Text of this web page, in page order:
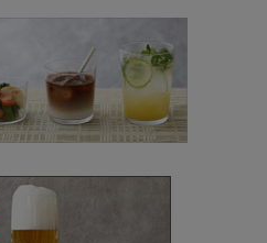
ブランドで探す
- 人気シリーズ
- オリジナル食器